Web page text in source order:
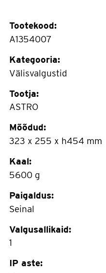
Tootekood:
A1354007
Kategooria:
Välisvalgustid
Tootja:
ASTRO
Mõõdud:
323 x 255 x h454 mm
Kaal:
5600 g
Paigaldus:
Seinal
Valgusallikaid:
1
IP aste: